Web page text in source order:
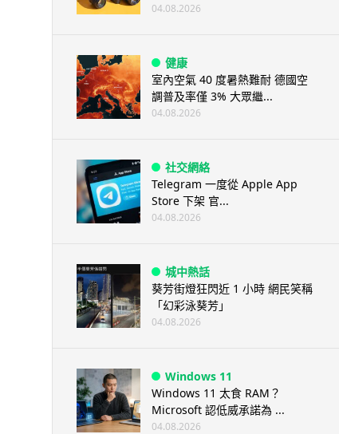
04.08.2026
健康
室內空氣 40 度暑熱難耐 德國空
調普及率僅 3% 大眾繼...
04.08.2026
社交網絡
Telegram 一度從 Apple App
Store 下架 官...
04.08.2026
城中熱話
葵芳街燈狂閃近 1 小時 網民笑稱
「幻彩泳葵芳」
04.08.2026
Windows 11
Windows 11 太食 RAM？
Microsoft 認低威承諾為 ...
04.08.2026